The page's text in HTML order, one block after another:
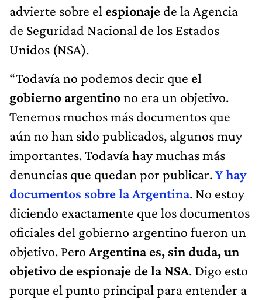
advierte sobre el espionaje de la Agencia
de Seguridad Nacional de los Estados
Unidos (NSA).
“Todavía no podemos decir que el
gobierno argentinono era un objetivo.
Tenemos muchos más documentos que
aún no han sido publicados, algunos muy
importantes. Todavía hay muchas más
denuncias que quedan por publicar.Y hay
documentos sobre la Argentina. No estoy
diciendo exactamente que los documentos
oficiales del gobierno argentino fueron un
objetivo. Pero Argentina es, sin duda, un
objetivo de espionaje de la NSA. Digo esto
porque el punto principal para entender a